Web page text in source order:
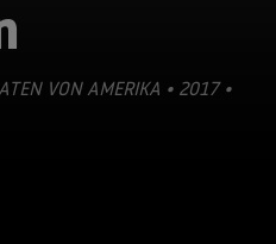
VON AMERIKA • 2017 •